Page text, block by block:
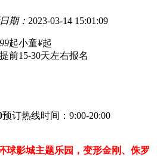
期： 2023-03-14 15:01:09
起小童¥起
前15-30天左右报名
预订热线时间：9:00-20:00
球影城主题乐园，变形金刚、侏罗